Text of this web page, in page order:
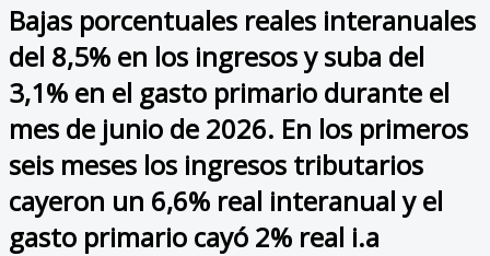
Bajas porcentuales reales interanuales
del 8,5% en los ingresos y suba del
3,1% en el gasto primario durante el
mes de junio de 2026. En los primeros
seis meses los ingresos tributarios
cayeron un 6,6% real interanual y el
gasto primario cayó 2% real i.a